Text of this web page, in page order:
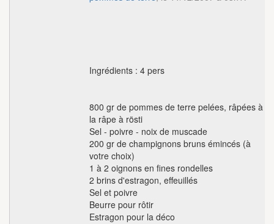
Ingrédients : 4 pers
800 gr de pommes de terre pelées, râpées à
la râpe à rösti
Sel - poivre - noix de muscade
200 gr de champignons bruns émincés (à
votre choix)
1 à 2 oignons en fines rondelles
2 brins d'estragon, effeuillés
Sel et poivre
Beurre pour rôtir
Estragon pour la déco